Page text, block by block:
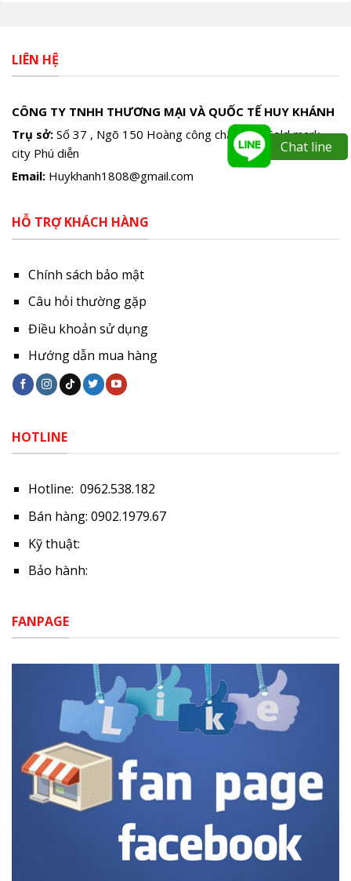
LIÊN HỆ
CÔNG TY TNHH THƯƠNG MẠI VÀ QUỐC TẾ HUY KHÁNH
Trụ sở: Số 37 , Ngõ 150 Hoàng công chất Mặt Gold mark
city Phú diễn
Email: Huykhanh1808@gmail.com
HỖ TRỢ KHÁCH HÀNG
Chính sách bảo mật
Câu hỏi thường gặp
Điều khoản sử dụng
Hướng dẫn mua hàng
HOTLINE
Hotline: 0962.538.182
Bán hàng: 0902.1979.67
Kỹ thuật:
Bảo hành:
FANPAGE
Chat line